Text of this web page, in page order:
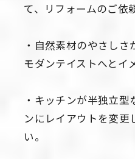
て、リフォームのご依
・自然素材のやさし
モダンテイストへとイ
・キッチンが半独立
ンにレイアウトを変更
い。